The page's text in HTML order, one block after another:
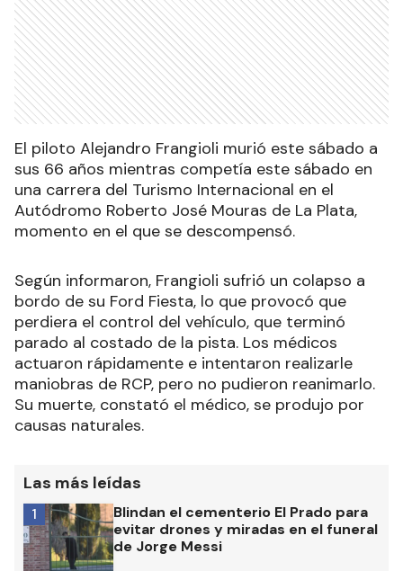
El piloto Alejandro Frangioli murió este sábado a
sus 66 años mientras competía este sábado en
una carrera del Turismo Internacional en el
Autódromo Roberto José Mouras de La Plata,
momento en el que se descompensó.
Según informaron, Frangioli sufrió un colapso a
bordo de su Ford Fiesta, lo que provocó que
perdiera el control del vehículo, que terminó
parado al costado de la pista. Los médicos
actuaron rápidamente e intentaron realizarle
maniobras de RCP, pero no pudieron reanimarlo.
Su muerte, constató el médico, se produjo por
causas naturales.
Las más leídas
Blindan el cementerio El Prado para
evitar drones y miradas en el funeral
de Jorge Messi
1